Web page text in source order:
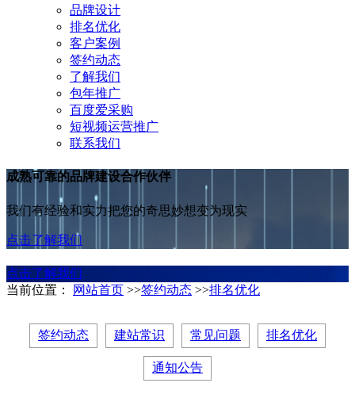
品牌设计
排名优化
客户案例
签约动态
了解我们
包年推广
百度爱采购
短视频运营推广
联系我们
成熟可靠的品牌建设合作伙伴
我们有经验和实力把您的奇思妙想变为现实
点击了解我们
点击了解我们
当前位置：
网站首页 >>签约动态 >>排名优化
签约动态 建站常识 常见问题 排名优化
通知公告